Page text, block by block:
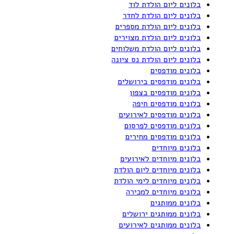
בלונים ליום הולדת לוד
בלונים ליום הולדת לחדר
בלונים ליום הולדת מספרים
בלונים ליום הולדת מצוירים
בלונים ליום הולדת משלוחים
בלונים ליום הולדת נס ציונה
בלונים מודפסים
בלונים מודפסים בירושלים
בלונים מודפסים בצפון
בלונים מודפסים חיפה
בלונים מודפסים לאירועים
בלונים מודפסים לפרסום
בלונים מודפסים מחירים
בלונים מיוחדים
בלונים מיוחדים לאירועים
בלונים מיוחדים ליום הולדת
בלונים מיוחדים לימי הולדת
בלונים מיוחדים למכירה
בלונים ממותגים
בלונים ממותגים ירושלים
בלונים ממותגים לאירועים